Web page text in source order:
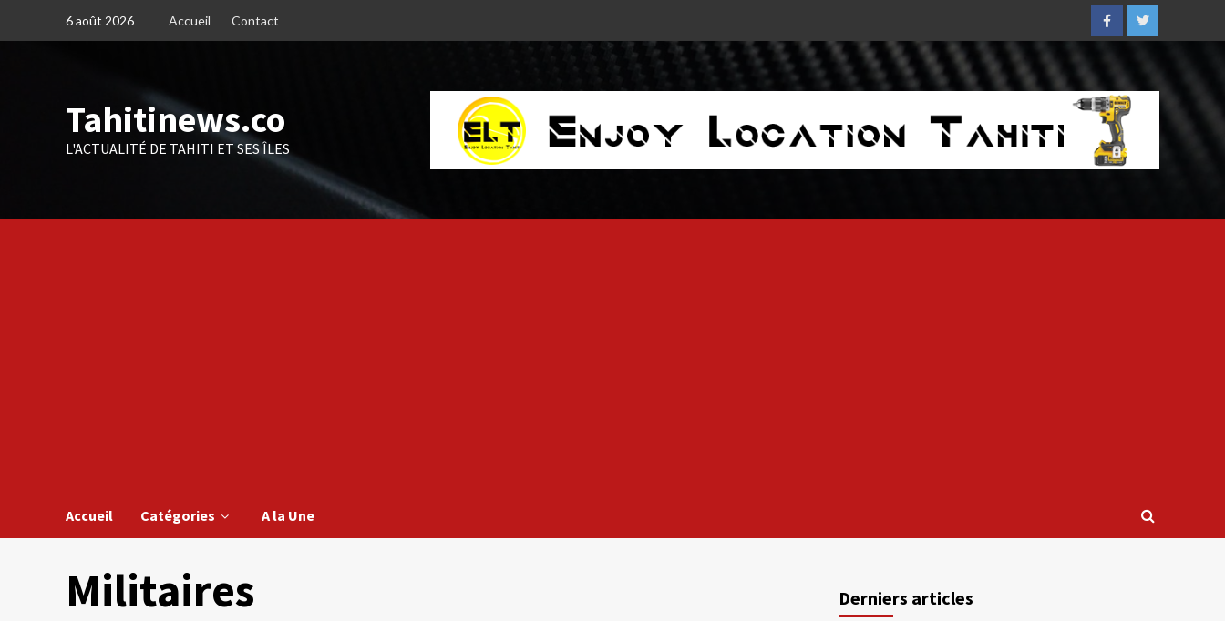
6 août 2026 Accueil Contact
FacebookTwitter
Tahitinews.co
L'ACTUALITÉ DE TAHITI ET SES ÎLES
Accueil Catégories A la Une
Militaires Derniers articles